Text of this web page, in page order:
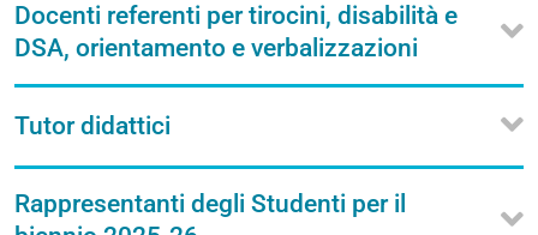
Docenti referenti per tirocini, disabilità e
DSA, orientamento e verbalizzazioni
Tutor didattici
Rappresentanti degli Studenti per il